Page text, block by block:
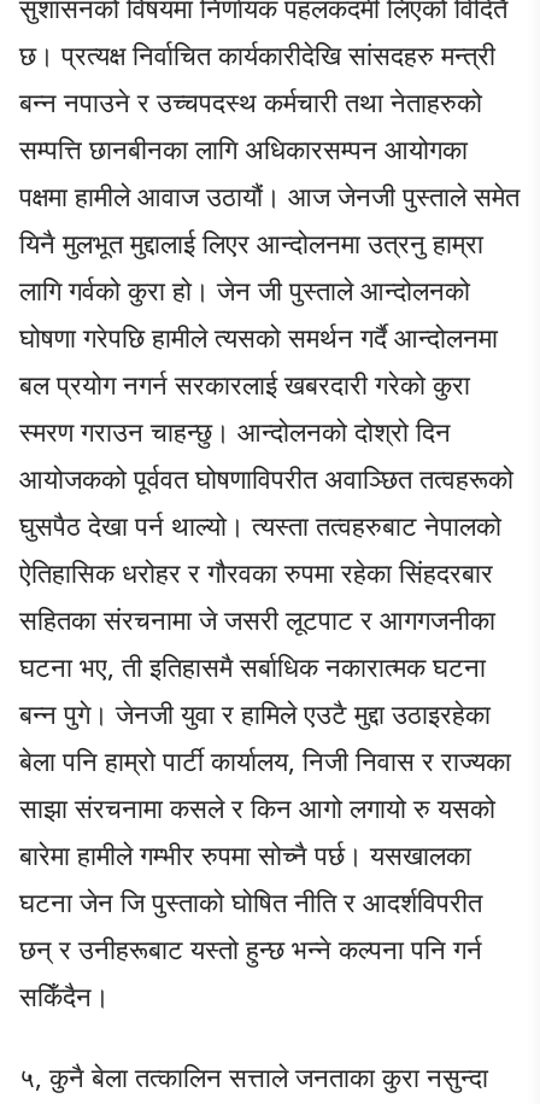
सुशासनको विषयमा निर्णायक पहलकदमी लिएको विदितै
छ। प्रत्यक्ष निर्वाचित कार्यकारीदेखि सांसदहरु मन्त्री
बन्न नपाउने र उच्चपदस्थ कर्मचारी तथा नेताहरुको
सम्पत्ति छानबीनका लागि अधिकारसम्पन आयोगका
पक्षमा हामीले आवाज उठायौं। आज जेनजी पुस्ताले समेत
यिनै मुलभूत मुद्दालाई लिएर आन्दोलनमा उत्रनु हाम्रा
लागि गर्वको कुरा हो। जेन जी पुस्ताले आन्दोलनको
घोषणा गरेपछि हामीले त्यसको समर्थन गर्दै आन्दोलनमा
बल प्रयोग नगर्न सरकारलाई खबरदारी गरेको कुरा
स्मरण गराउन चाहन्छु। आन्दोलनको दोश्रो दिन
आयोजकको पूर्ववत घोषणाविपरीत अवाञ्छित तत्वहरूको
घुसपैठ देखा पर्न थाल्यो। त्यस्ता तत्वहरुबाट नेपालको
ऐतिहासिक धरोहर र गौरवका रुपमा रहेका सिंहदरबार
सहितका संरचनामा जे जसरी लूटपाट र आगगजनीका
घटना भए, ती इतिहासमै सर्बाधिक नकारात्मक घटना
बन्न पुगे। जेनजी युवा र हामिले एउटै मुद्दा उठाइरहेका
बेला पनि हाम्रो पार्टी कार्यालय, निजी निवास र राज्यका
साझा संरचनामा कसले र किन आगो लगायो रु यसको
बारेमा हामीले गम्भीर रुपमा सोच्नै पर्छ। यसखालका
घटना जेन जि पुस्ताको घोषित नीति र आदर्शविपरीत
छन् र उनीहरूबाट यस्तो हुन्छ भन्ने कल्पना पनि गर्न
सकिँदैन।
५, कुनै बेला तत्कालिन सत्ताले जनताका कुरा नसुन्दा